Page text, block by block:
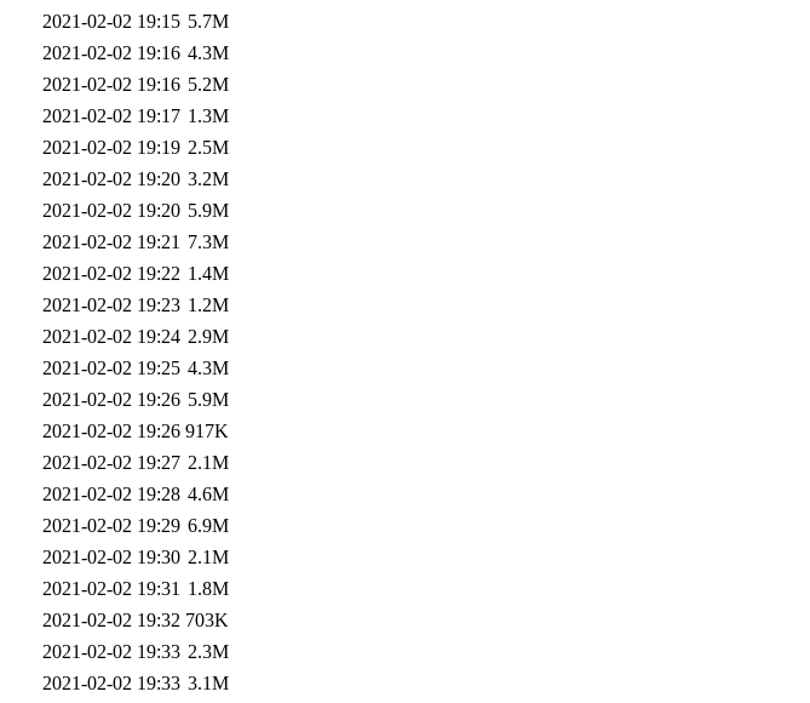
2021-02-02 19:15 5.7M
2021-02-02 19:16 4.3M
2021-02-02 19:16 5.2M
2021-02-02 19:17 1.3M
2021-02-02 19:19 2.5M
2021-02-02 19:20 3.2M
2021-02-02 19:20 5.9M
2021-02-02 19:21 7.3M
2021-02-02 19:22 1.4M
2021-02-02 19:23 1.2M
2021-02-02 19:24 2.9M
2021-02-02 19:25 4.3M
2021-02-02 19:26 5.9M
2021-02-02 19:26 917K
2021-02-02 19:27 2.1M
2021-02-02 19:28 4.6M
2021-02-02 19:29 6.9M
2021-02-02 19:30 2.1M
2021-02-02 19:31 1.8M
2021-02-02 19:32 703K
2021-02-02 19:33 2.3M
2021-02-02 19:33 3.1M